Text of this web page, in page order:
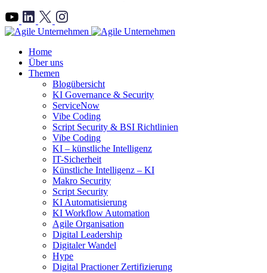
">
Home
Über uns
Themen
Blogübersicht
KI Governance & Security
ServiceNow
Vibe Coding
Script Security & BSI Richtlinien
Vibe Coding
KI – künstliche Intelligenz
IT-Sicherheit
Künstliche Intelligenz – KI
Makro Security
Script Security
KI Automatisierung
KI Workflow Automation
Agile Organisation
Digital Leadership
Digitaler Wandel
Hype
Digital Practioner Zertifizierung